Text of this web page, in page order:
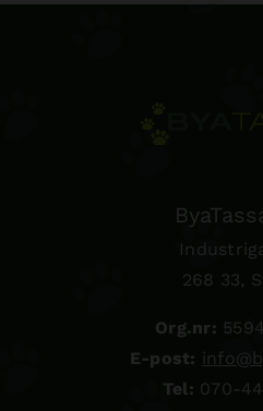
268 33,
Org.nr:
E-post:
Tel: 070-